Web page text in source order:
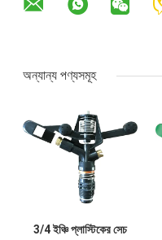
অন্যান্য পণ্যসমূহ
3/4 ইঞ্চি প্লাস্টিকের সেচ